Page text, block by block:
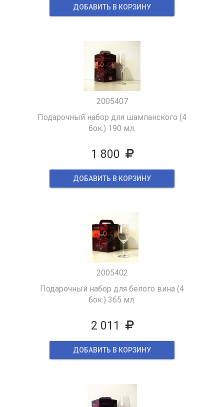
ДОБАВИТЬ В КОРЗИНУ
2005407
Подарочный набор для шампанского (4
бок.) 190 мл.
1 800
ДОБАВИТЬ В КОРЗИНУ
2005402
Подарочный набор для белого вина (4
бок.) 365 мл.
2 011
ДОБАВИТЬ В КОРЗИНУ